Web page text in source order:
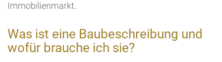
Immobilienmarkt.
Was ist eine Baubeschreibung und
wofür brauche ich sie?